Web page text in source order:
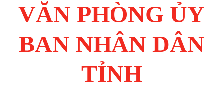
VĂN PHÒNG ỦY
BAN NHÂN DÂN
TỈNH